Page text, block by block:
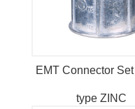
EMT Connector
type ZINC